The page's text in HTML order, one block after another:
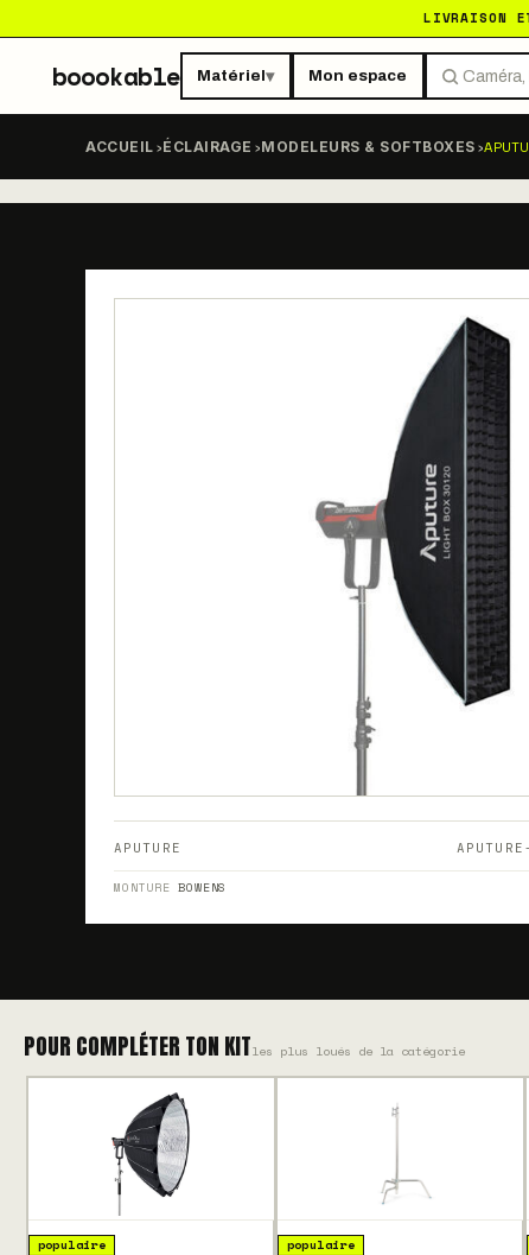
LIVRAISON
boookable Matériel▾ Mon espace
ACCUEIL ›ÉCLAIRAGE ›MODELEURS & SOFTBOXES ›
APUTURE
MONTUREBOWENS
POUR COMPLÉTER TON KITles plus loués de la catégorie
populaire populaire